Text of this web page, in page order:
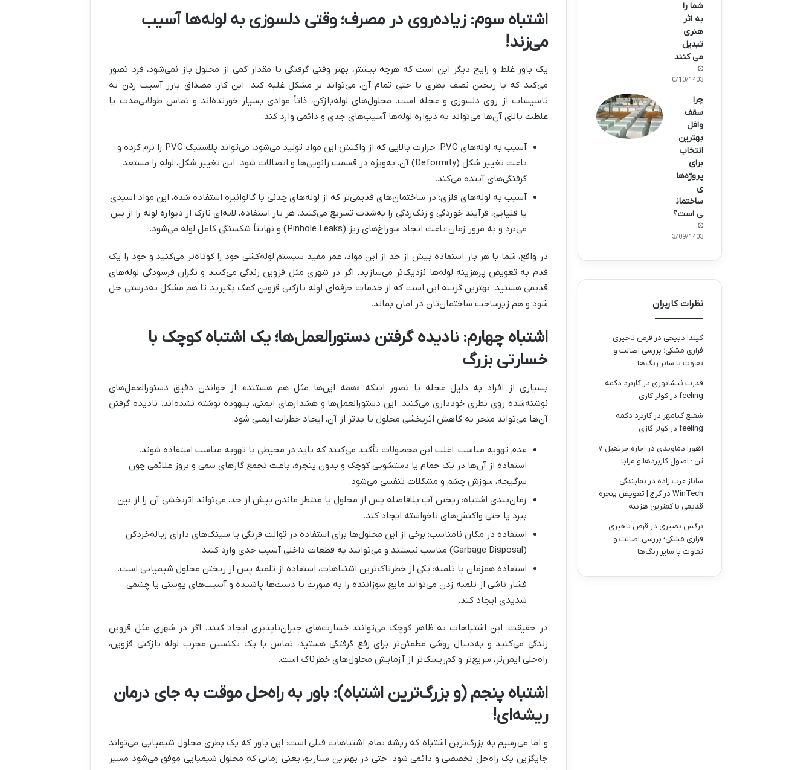
اشتباه سوم: زیاده‌روی در مصرف؛ وقتی دلسوزی به لوله‌ها آسیب
می‌زند!
یک باور غلط و رایج دیگر این است که هرچه بیشتر، بهتر وقتی گرفتگی با مقدار کمی از محلول باز نمی‌شود، فرد تصور
می‌کند که با ریختن نصف بطری یا حتی تمام آن، می‌تواند بر مشکل غلبه کند. این کار، مصداق بارز آسیب زدن به
تاسیسات از روی دلسوزی و عجله است. محلول‌های لوله‌بازکن، ذاتاً موادی بسیار خورنده‌اند و تماس طولانی‌مدت یا
غلظت بالای آن‌ها می‌تواند به دیواره لوله‌ها آسیب‌های جدی و دائمی وارد کند.
آسیب به لوله‌های حرارت بالایی که از واکنش این مواد تولید می‌شود، می‌تواند پلاستیک
را نرم کرده و
باعث تغییر شکل (Deformity)
آن، به‌ویژه در قسمت زانویی‌ها و اتصالات شود. این تغییر شکل، لوله را مستعد
گرفتگی‌های آینده می‌کند.
آسیب به لوله‌های فلزی: در ساختمان‌های قدیمی‌تر که از لوله‌های چدنی یا گالوانیزه استفاده شده، این مواد اسیدی
یا قلیایی، فرآیند خوردگی و زنگ‌زدگی را به‌شدت تسریع می‌کنند. هر بار استفاده، لایه‌ای نازک از دیواره لوله را از بین
می‌برد و به مرور زمان باعث ایجاد سوراخ‌های ریز (Pinhole Leaks) و نهایتاً شکستگی کامل لوله می‌شود.
در واقع، شما با هر بار استفاده بیش از حد از این مواد، عمر مفید سیستم لوله‌کشی خود را کوتاه‌تر می‌کنید و خود را یک
قدم به تعویض پرهزینه لوله‌ها نزدیک‌تر می‌سازید. اگر در شهری مثل قزوین زندگی می‌کنید و نگران فرسودگی لوله‌های
قدیمی هستید، بهترین گزینه این است که از خدمات حرفه‌ای لوله بازکنی قزوین کمک بگیرید تا هم مشکل به‌درستی حل
شود و هم زیرساخت ساختمان‌تان در امان بماند.
اشتباه چهارم: نادیده گرفتن دستورالعمل‌ها؛ یک اشتباه کوچک با
خسارتی بزرگ
بسیاری از افراد به دلیل عجله یا تصور اینکه «همه این‌ها مثل هم هستند»، از خواندن دقیق دستورالعمل‌های
نوشته‌شده روی بطری خودداری می‌کنند. این دستورالعمل‌ها و هشدارهای ایمنی، بیهوده نوشته نشده‌اند. نادیده گرفتن
آن‌ها می‌تواند منجر به کاهش اثربخشی محلول یا بدتر از آن، ایجاد خطرات ایمنی شود.
عدم تهویه مناسب: اغلب این محصولات تأکید می‌کنند که باید در محیطی با تهویه مناسب استفاده شوند.
استفاده از آن‌ها در یک حمام یا دستشویی کوچک و بدون پنجره، باعث تجمع گازهای سمی و بروز علائمی چون
سرگیجه، سوزش چشم و مشکلات تنفسی می‌شود.
زمان‌بندی اشتباه: ریختن آب بلافاصله پس از محلول یا منتظر ماندن بیش از حد، می‌تواند اثربخشی آن را از بین
ببرد یا حتی واکنش‌های ناخواسته ایجاد کند.
استفاده در مکان نامناسب: برخی از این محلول‌ها برای استفاده در توالت فرنگی یا سینک‌های دارای زباله‌خردکن
(Garbage Disposal)
مناسب نیستند و می‌توانند به قطعات داخلی آسیب جدی وارد کنند.
استفاده همزمان با تلمبه: یکی از خطرناک‌ترین اشتباهات، استفاده از تلمبه پس از ریختن محلول شیمیایی است.
فشار ناشی از تلمبه زدن می‌تواند مایع سوزاننده را به صورت یا دست‌ها پاشیده و آسیب‌های پوستی یا چشمی
شدیدی ایجاد کند.
در حقیقت، این اشتباهات به ظاهر کوچک می‌توانند خسارت‌های جبران‌ناپذیری ایجاد کنند. اگر در شهری مثل قزوین
زندگی می‌کنید و به‌دنبال روشی مطمئن‌تر برای رفع گرفتگی هستید، تماس با یک تکنسین مجرب لوله بازکنی قزوین،
راه‌حلی ایمن‌تر، سریع‌تر و کم‌ریسک‌تر از آزمایش محلول‌های خطرناک است.
اشتباه پنجم (و بزرگ‌ترین اشتباه): باور به راه‌حل موقت به جای درمان
ریشه‌ای!
و اما می‌رسیم به بزرگ‌ترین اشتباه که ریشه تمام اشتباهات قبلی است: این باور که یک بطری محلول شیمیایی می‌تواند
جایگزین یک راه‌حل تخصصی و دائمی شود. حتی در بهترین سناریو، یعنی زمانی که محلول شیمیایی موفق می‌شود مسیر
شما را
به اثر
هنری
تبدیل
می کنند
30/10/1403
چرا
سقف
وافل
بهترین
انتخاب
برای
پروژه‌ها
ی
ساختمان
ی است؟
23/09/1403
نظرات کاربران
گیلدا ذبیحی در قرص تاخیری
فراری مشکی؛ بررسی اصالت و
تفاوت با سایر رنگ‌ها
قدرت نیشابوری درکاربرد دکمه
feeling در کولر گازی
شفیع کیامهر درکاربرد دکمه
feeling در کولر گازی
اهورا دماوندی در
اجاره جرثقیل ۷
تن : اصول کاربردها و مزایا
ساناز عرب زاده در نمایندگی
WinTech در کرج | تعویض پنجره
قدیمی با کمترین هزینه
نرگس بصیری در قرص تاخیری
فراری مشکی؛ بررسی اصالت و
تفاوت با سایر رنگ‌ها